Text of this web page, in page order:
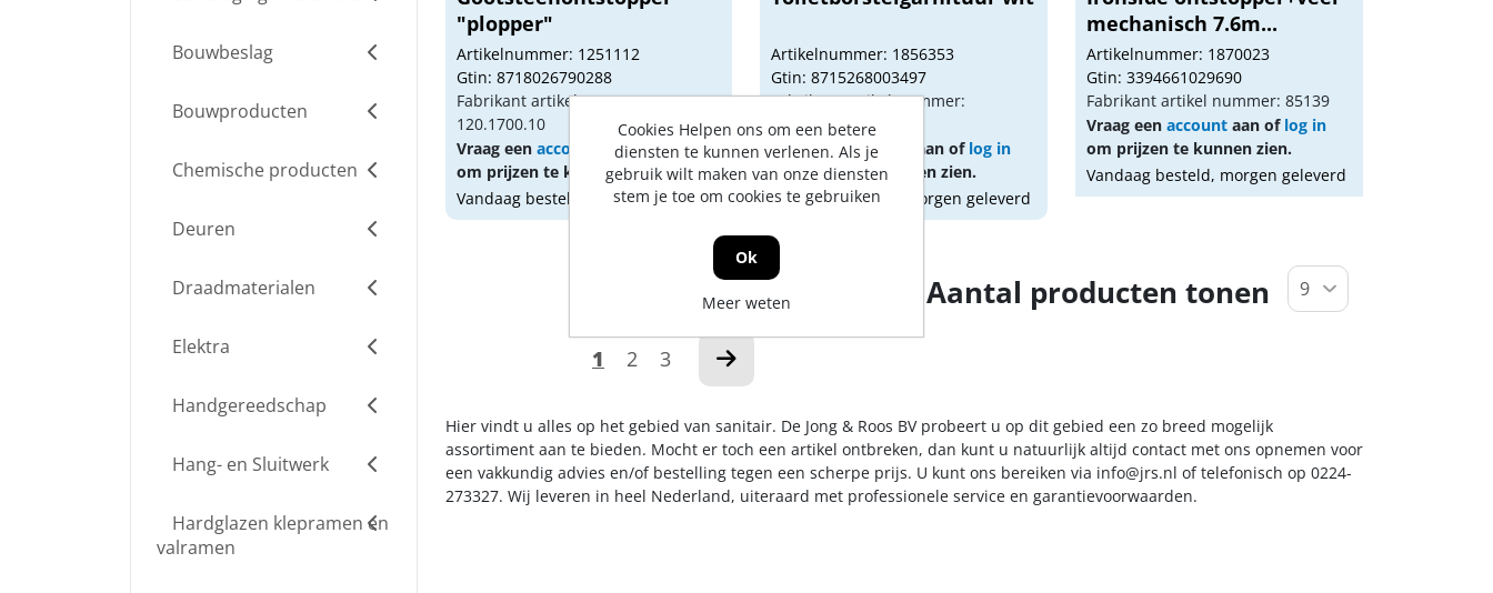
Bouwbeslag
Bouwproducten
Chemische producten
Deuren
Draadmaterialen
Elektra
Handgereedschap
Hang- en Sluitwerk
Hardglazen klepramen en
valramen
"plopper"
Artikelnummer: 1251112
Gtin: 8718026790288
Fabrikant artikel nummer:
120.1700.10
Vraag een account aan oflog in
om prijzen te kunnen zien.
Vandaag besteld, morgen geleverd
Artikelnummer: 1856353
Gtin: 8715268003497
Fabrikant artikel nummer:
103779/1855301
Vraag eenaccount aan of log in
om prijzen te kunnen zien.
Vandaag besteld, morgen geleverd
mechanisch 7.6m...
Artikelnummer: 1870023
Gtin: 3394661029690
Fabrikant artikel nummer: 85139
Vraag eenaccount aan of log in
om prijzen te kunnen zien.
Vandaag besteld, morgen geleverd
1 2 3
Aantal producten tonen
Hier vindt u alles op het gebied van sanitair. De Jong & Roos BV probeert u op dit gebied een zo breed mogelijk
assortiment aan te bieden. Mocht er toch een artikel ontbreken, dan kunt u natuurlijk altijd contact met ons opnemen voor
een vakkundig advies en/of bestelling tegen een scherpe prijs. U kunt ons bereiken via info@jrs.nl of telefonisch op 0224-
273327. Wij leveren in heel Nederland, uiteraard met professionele service en garantievoorwaarden.
Cookies Helpen ons om een betere
diensten te kunnen verlenen. Als je
gebruik wilt maken van onze diensten
stem je toe om cookies te gebruiken
Ok
Meer weten